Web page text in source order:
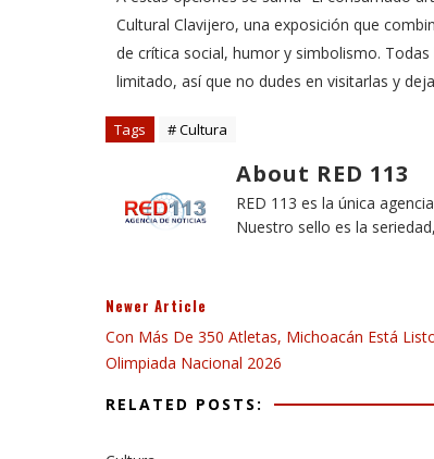
Cultural Clavijero, una exposición que
de crítica social, humor y simbolismo.
limitado, así que no dudes en visitarlas y
Tags # Cultura
About RED 113
RED 113 es la única
Nuestro sello es la
Newer Article
Con Más De 350 Atletas, Michoacán Está
Olimpiada Nacional 2026
RELATED POSTS: